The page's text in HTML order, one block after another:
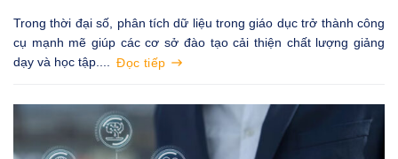
Trong thời đại số, phân tích dữ liệu trong giáo dục trở thành công
cụ mạnh mẽ giúp các cơ sở đào tạo cải thiện chất lượng giảng
dạy và học tập....
Đọc tiếp